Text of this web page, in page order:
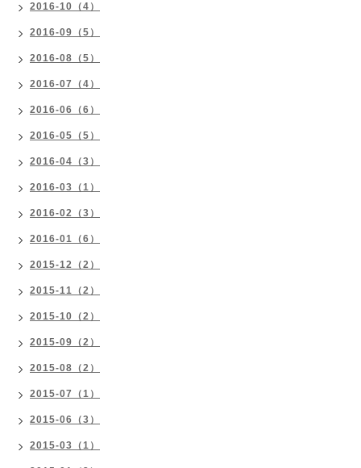
2016-10（4）
2016-09（5）
2016-08（5）
2016-07（4）
2016-06（6）
2016-05（5）
2016-04（3）
2016-03（1）
2016-02（3）
2016-01（6）
2015-12（2）
2015-11（2）
2015-10（2）
2015-09（2）
2015-08（2）
2015-07（1）
2015-06（3）
2015-03（1）